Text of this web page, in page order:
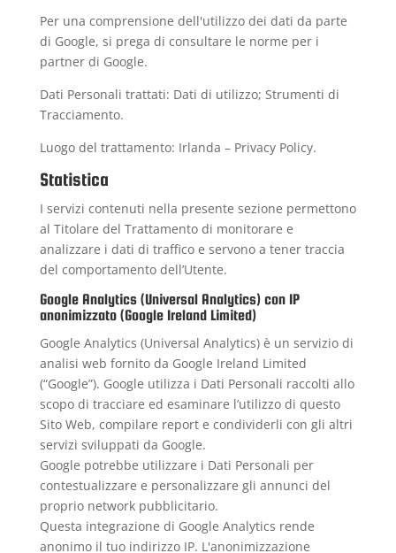
Per una comprensione dell'utilizzo dei dati da parte
di Google, si prega di consultare le norme per i
partner di Google.
Dati Personali trattati: Dati di utilizzo; Strumenti di
Tracciamento.
Luogo del trattamento: Irlanda – Privacy Policy.
Statistica
I servizi contenuti nella presente sezione permettono
al Titolare del Trattamento di monitorare e
analizzare i dati di traffico e servono a tener traccia
del comportamento dell’Utente.
Google Analytics (Universal Analytics) con IP
anonimizzato (Google Ireland Limited)
Google Analytics (Universal Analytics) è un servizio di
analisi web fornito da Google Ireland Limited
(“Google”). Google utilizza i Dati Personali raccolti allo
scopo di tracciare ed esaminare l’utilizzo di questo
Sito Web, compilare report e condividerli con gli altri
servizi sviluppati da Google.
Google potrebbe utilizzare i Dati Personali per
contestualizzare e personalizzare gli annunci del
proprio network pubblicitario.
Questa integrazione di Google Analytics rende
anonimo il tuo indirizzo IP. L'anonimizzazione